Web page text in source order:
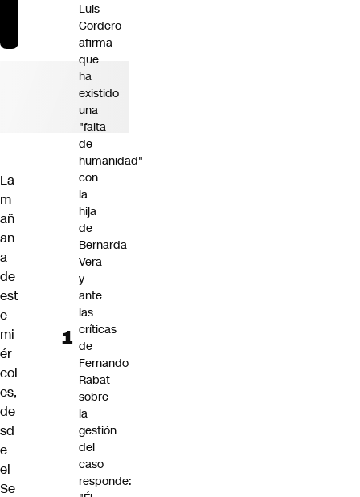
La
m
añ
an
a
de
est
e
mi
ér
col
es,
de
sd
e
el
Se
Luis
Cordero
afirma
que
ha
existido
una
"falta
de
humanidad"
con
la
hija
de
Bernarda
Vera
y
ante
las
críticas
de
Fernando
Rabat
sobre
la
gestión
del
caso
responde: